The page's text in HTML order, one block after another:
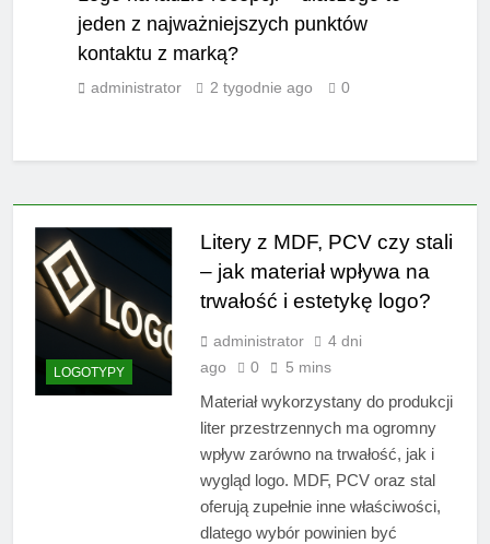
jeden z najważniejszych punktów
kontaktu z marką?
administrator 2 tygodnie ago 0
LOGOTYPY
Litery z MDF, PCV czy stali
– jak materiał wpływa na
trwałość i estetykę logo?
administrator
4 dni
ago
0 5 mins
Materiał wykorzystany do produkcji
liter przestrzennych ma ogromny
wpływ zarówno na trwałość, jak i
wygląd logo. MDF, PCV oraz stal
oferują zupełnie inne właściwości,
dlatego wybór powinien być